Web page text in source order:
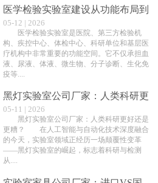
医学检验实验室建设从功能布局到
安全规范全面解析
05-12 | 2026
医学检验实验室是医院、第三方检验机
构、疾控中心、体检中心、科研单位和基层医
疗机构中非常重要的功能空间。它不仅承担血
液、尿液、体液、微生物、分子诊断、生化免
疫等....
黑灯实验室公司厂家：人类科研更
好还是更糟？
05-11 | 2026
黑灯实验室公司厂家：人类科研更好还是
更糟？ 在人工智能与自动化技术深度融合
的今天，实验室领域正经历一场颠覆性变革
——黑灯实验室的崛起，标志着科研与检测
从....